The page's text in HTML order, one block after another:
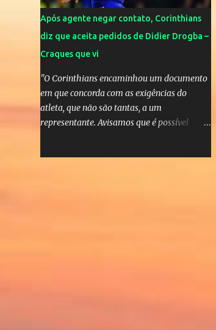
Após agente negar contato, Corinthians
diz que aceita pedidos de Didier Drogba –
Craques que vi
"O Corinthians encaminhou um documento
em que concorda com as exigências do
atleta, que não são tantas, a um
representante. Avisamos que é possível